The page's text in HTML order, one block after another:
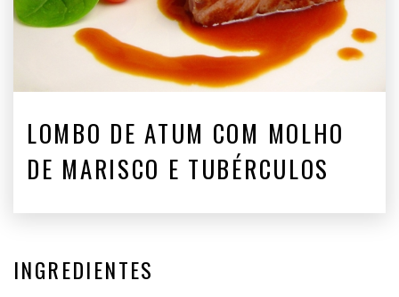
LOMBO DE ATUM COM MOLHO
DE MARISCO E TUBÉRCULOS
INGREDIENTES